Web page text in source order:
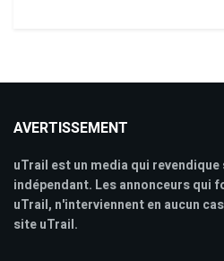
AVERTISSEMENT
uTrail est un media qui
indépendant. Les annonceurs qui
uTrail, n'interviennent en aucun
site uTrail.